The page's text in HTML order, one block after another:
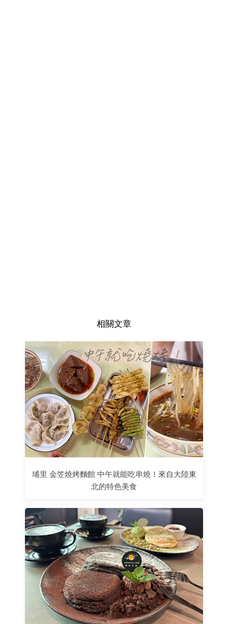
相關文章
埔里 金笠燒烤麵館 中午就能吃串燒！來自大陸東
北的特色美食